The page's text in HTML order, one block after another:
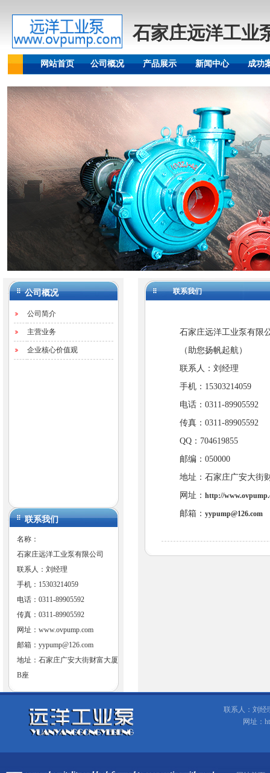
石家庄远洋工业
网站首页 公司概况 产品展示 新闻中心 成功
公司概况
公司简介
主营业务
企业核心价值观
联系我们
名称：
石家庄远洋工业泵有限公司
联系人：刘经理
手机：15303214059
电话：0311-89905592
传真：0311-89905592
网址： www.ovpump.com
邮箱： yypump@126.com
地址：石家庄广安大街财富大厦
B座
联系我们
石家庄远洋工业泵有限
（助您扬帆起航）
联系人：刘经理
手机：15303214059
电话：0311-89905592
传真：0311-89905592
QQ：704619855
邮编：050000
地址：石家庄广安大街
网址： http://
邮箱： yypump@126.com
联系人：刘经
网址：